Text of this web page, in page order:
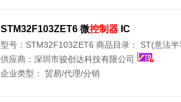
STM32F103ZET6 微控制器 IC
型号：STM32F103ZET6 商品目录： ST(意法半
供应商： 深圳市骏创达科技有限公司
企业类型：
贸易/代理/分销